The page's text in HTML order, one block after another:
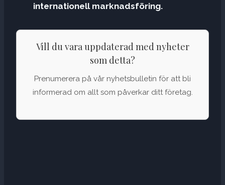
internationell marknadsföring.
Vill du vara uppdaterad med nyheter
som detta?
Prenumerera på vår nyhetsbulletin för att bli
informerad om allt som påverkar ditt företag.